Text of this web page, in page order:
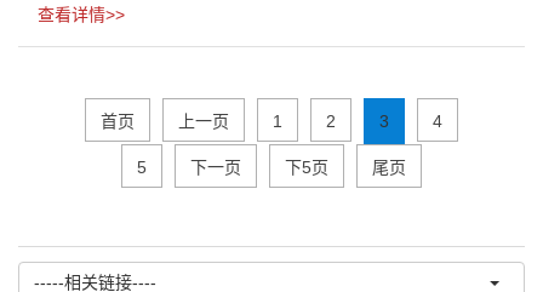
查看详情>>
首页 上一页 1 2 3 4
5 下一页 下5页 尾页
-----相关链接----